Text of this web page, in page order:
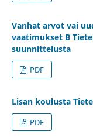
Vanhat arvot vai
vaatimukset B
suunnittelusta
PDF
Lisan koulusta
PDF